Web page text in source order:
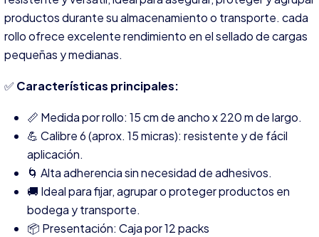
productos durante su almacenamiento o transporte. cada
rollo ofrece excelente rendimiento en el sellado de cargas
pequeñas y medianas.
✅ Características principales:
📏 Medida por rollo: 15 cm de ancho x 220 m de largo.
💪 Calibre 6 (aprox. 15 micras): resistente y de fácil
aplicación.
🌀 Alta adherencia sin necesidad de adhesivos.
🚚 Ideal para fijar, agrupar o proteger productos en
bodega y transporte.
📦 Presentación: Caja por 12 packs